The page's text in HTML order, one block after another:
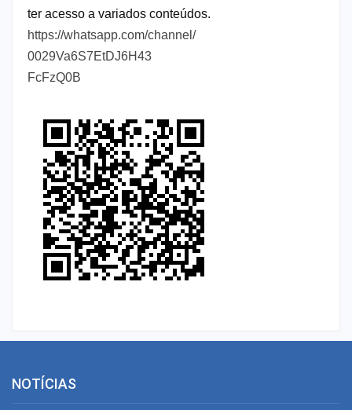
ter acesso a variados conteúdos.
https://whatsapp.com/channel/
0029Va6S7EtDJ6H43
FcFzQ0B
NOTÍCIAS